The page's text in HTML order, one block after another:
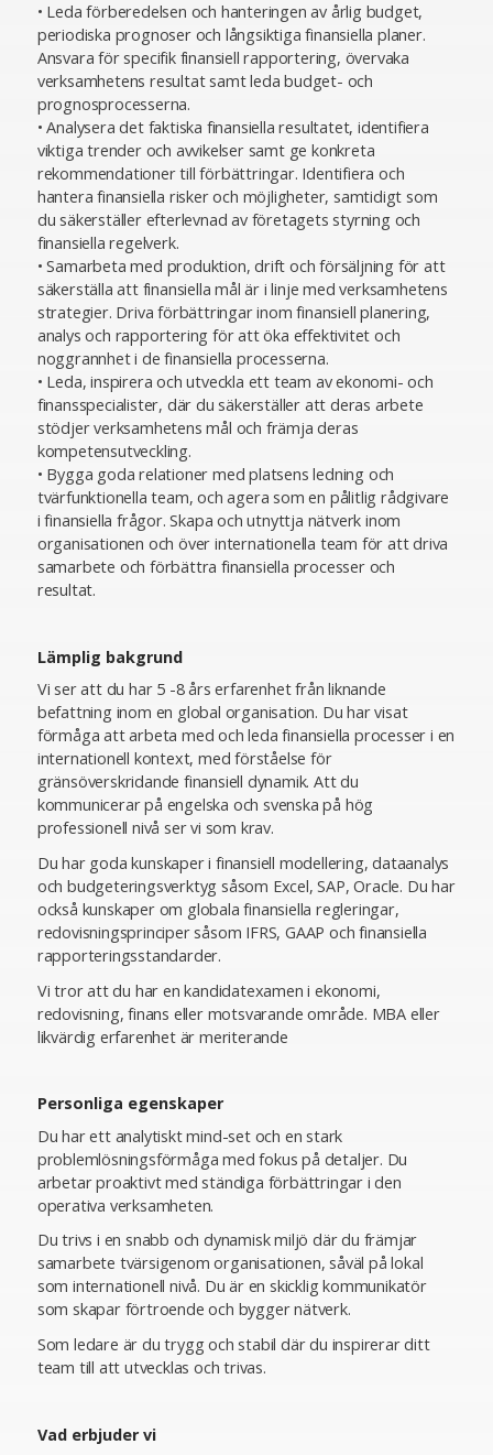
• Leda förberedelsen och hanteringen av årlig budget,
periodiska prognoser och långsiktiga finansiella planer.
Ansvara för specifik finansiell rapportering, övervaka
verksamhetens resultat samt leda budget- och
prognosprocesserna.
• Analysera det faktiska finansiella resultatet, identifiera
viktiga trender och avvikelser samt ge konkreta
rekommendationer till förbättringar. Identifiera och
hantera finansiella risker och möjligheter, samtidigt som
du säkerställer efterlevnad av företagets styrning och
finansiella regelverk.
• Samarbeta med produktion, drift och försäljning för att
säkerställa att finansiella mål är i linje med verksamhetens
strategier. Driva förbättringar inom finansiell planering,
analys och rapportering för att öka effektivitet och
noggrannhet i de finansiella processerna.
• Leda, inspirera och utveckla ett team av ekonomi- och
finansspecialister, där du säkerställer att deras arbete
stödjer verksamhetens mål och främja deras
kompetensutveckling.
• Bygga goda relationer med platsens ledning och
tvärfunktionella team, och agera som en pålitlig rådgivare
i finansiella frågor. Skapa och utnyttja nätverk inom
organisationen och över internationella team för att driva
samarbete och förbättra finansiella processer och
resultat.
Lämplig bakgrund
Vi ser att du har 5 -8 års erfarenhet från liknande
befattning inom en global organisation. Du har visat
förmåga att arbeta med och leda finansiella processer i en
internationell kontext, med förståelse för
gränsöverskridande finansiell dynamik. Att du
kommunicerar på engelska och svenska på hög
professionell nivå ser vi som krav.
Du har goda kunskaper i finansiell modellering, dataanalys
och budgeteringsverktyg såsom Excel, SAP, Oracle. Du har
också kunskaper om globala finansiella regleringar,
redovisningsprinciper såsom IFRS, GAAP och finansiella
rapporteringsstandarder.
Vi tror att du har en kandidatexamen i ekonomi,
redovisning, finans eller motsvarande område. MBA eller
likvärdig erfarenhet är meriterande
Personliga egenskaper
Du har ett analytiskt mind-set och en stark
problemlösningsförmåga med fokus på detaljer. Du
arbetar proaktivt med ständiga förbättringar i den
operativa verksamheten.
Du trivs i en snabb och dynamisk miljö där du främjar
samarbete tvärsigenom organisationen, såväl på lokal
som internationell nivå. Du är en skicklig kommunikatör
som skapar förtroende och bygger nätverk.
Som ledare är du trygg och stabil där du inspirerar ditt
team till att utvecklas och trivas.
Vad erbjuder vi